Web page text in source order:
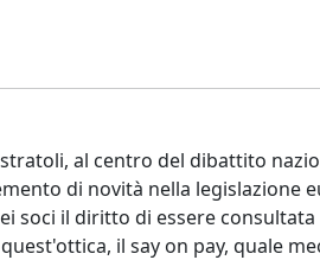
al centro del dibattito
di novità nella legislazione
soci il diritto di essere
il say on pay, quale